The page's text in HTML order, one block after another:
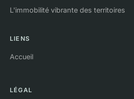
L'immobilité vibrante des territoires
LIENS
Accueil
LÉGAL